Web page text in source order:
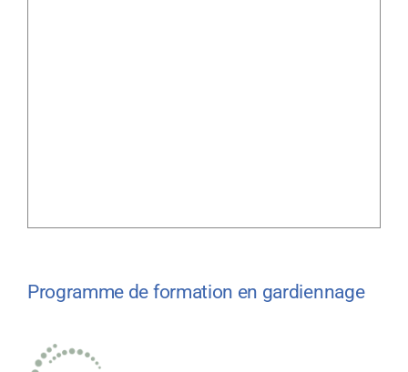
Programme de formation en gardiennage